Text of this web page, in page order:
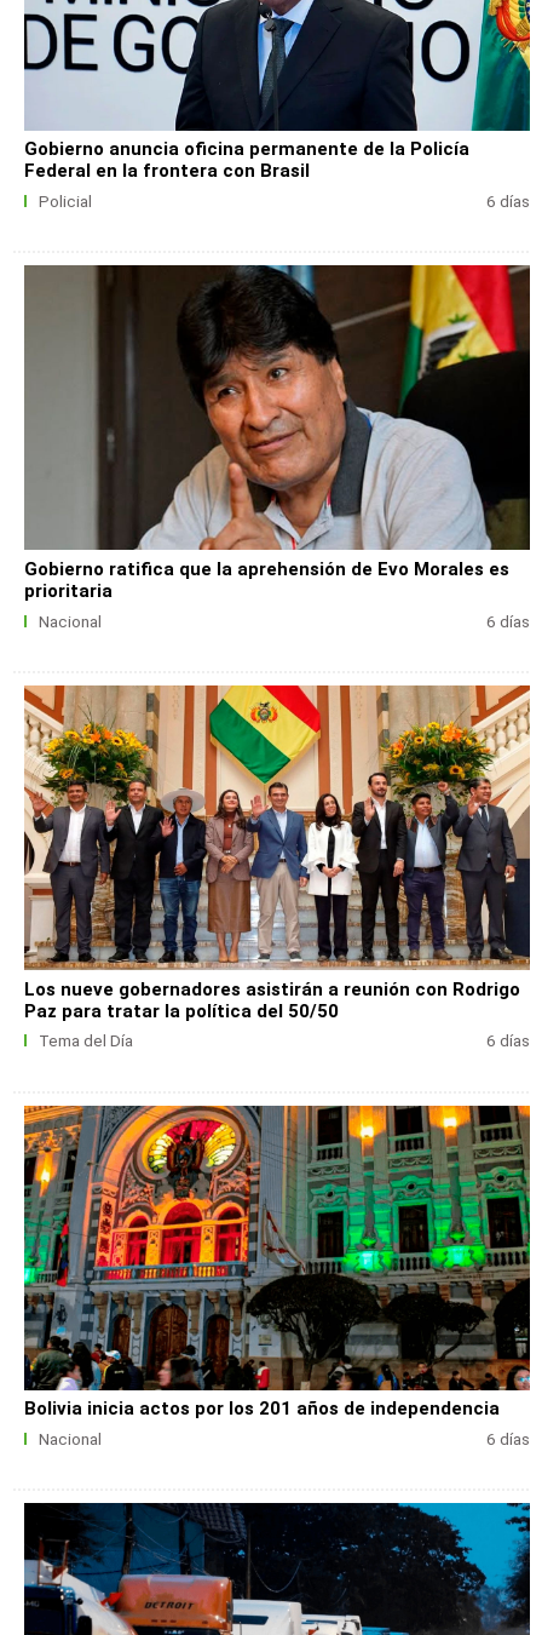
Gobierno anuncia oficina permanente de la Policía
Federal en la frontera con Brasil
Policial 6 días
Gobierno ratifica que la aprehensión de Evo Morales es
prioritaria
Nacional 6 días
Los nueve gobernadores asistirán a reunión con Rodrigo
Paz para tratar la política del 50/50
Tema del Día 6 días
Bolivia inicia actos por los 201 años de independencia
Nacional 6 días